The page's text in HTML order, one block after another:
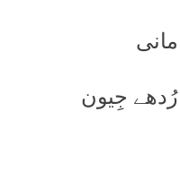
جِیون